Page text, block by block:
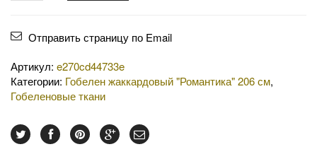
Отправить страницу по Email
Артикул: e270cd44733e
Категории: Гобелен жаккардовый "Романтика" 206 см,
Гобеленовые ткани